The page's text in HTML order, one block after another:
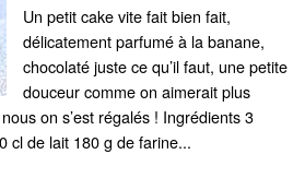
Un petit cake vite fait bien fait,
délicatement parfumé à la banane,
chocolaté juste ce qu’il faut, une petite
douceur comme on aimerait plus
on s’est régalés ! Ingrédients 3
cl de lait 180 g de farine...